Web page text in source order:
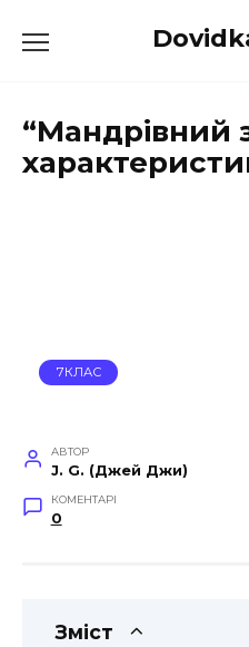
до
“Мандрівний
7КЛАС
АВТОР
J. G. (Джей Джи)
КОМЕНТАРІ
0
Зміст